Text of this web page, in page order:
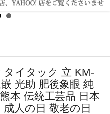
タイタック 立 KM-
光助 肥後象眼 純
本 伝統工芸品 日本
人の日 敬老の日